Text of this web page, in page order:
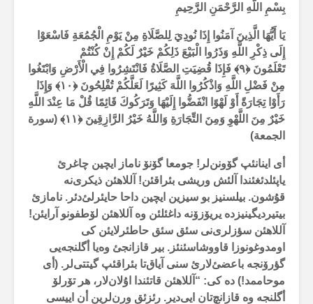
بِسْمِ اللَّهِ الرَّحْمَنِ الرَّحِيمِ
يَا أَيُّهَا الَّذِينَ آمَنُوا إِذَا نُودِيَ لِلصَّلَاةِ مِنْ يَوْمِ الْجُمُعَةِ فَاسْعَوْا
إِلَى ذِكْرِ اللَّهِ وَذَرُوا الْبَيْعَ ذَلِكُمْ خَيْرٌ لَكُمْ إِنْ كُنْتُمْ
تَعْلَمُونَ ﴿۹﴾ فَإِذَا قُضِيَتِ الصَّلَاةُ فَانْتَشِرُوا فِي الْأَرْضِ وَابْتَغُوا
مِنْ فَضْلِ اللَّهِ وَاذْكُرُوا اللَّهَ كَثِيرًا لَعَلَّكُمْ تُفْلِحُونَ ﴿۱۰﴾ وَإِذَا
رَأَوْا تِجَارَةً أَوْ لَهْوًا انْفَضُّوا إِلَيْهَا وَتَرَكُوكَ قَائِمًا قُلْ مَا عِنْدَ اللَّهِ
خَيْرٌ مِنَ اللَّهْوِ وَمِنَ التِّجَارَةِ وَاللَّهُ خَيْرُ الرَّازِقِينَ ﴿۱۱﴾ (سورة
الجمعة)
أی اینانئپ گۆونن‌لر! جومعا گۆنۆ ناماز ایچین چاغرئ
یاپئلدئغئندا آلئش وریشی بئراقئن! آللاهئن ذیکری‌نە
قۇشون. بیلسنیز بو سیزین ایچین داحا حایئرلئ‌دئر. نامازئ
بیتیردیگینیزدە یریۆزۆنە داغئلئن وە آللاهئن لۆطفونو آرایئن!
آللاهئن سؤزلری‌نی سئق سئق حاطئرلایئن کی
اومدوغونوزا قاووشاسئنئز. بیر قازانجئ وەیا أگلنجەیی
گؤرۆنجە باعضئ‌لارئ سنی آیاق‌تا بئراقئپ گیتتی‌لر. (أی
موحاممد!) دە کی: “آللاهئن قاتئندا اۇلان‌لار، هر تۆرلۆ
أگلنجە وە قازانچ‌تان ایی‌دیر. رئزئق ورن‌لرین أن اییسی